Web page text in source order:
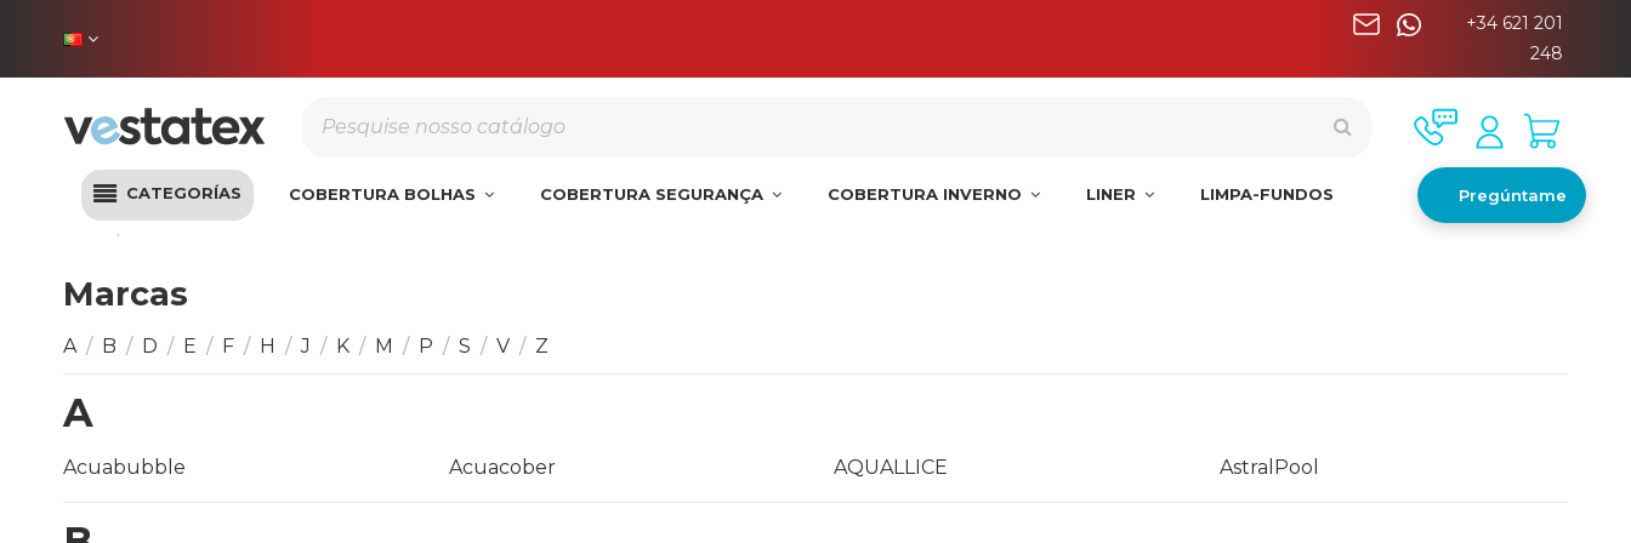
+34 621 201
248
CATEGORÍAS COBERTURA BOLHAS COBERTURA SEGURANÇA COBERTURA INVERNO LINER LIMPA-FUNDOS Pregúntame
Início Marcas
Marcas
A / B / D / E / F / H / J / K / M / P / S / V / Z
A
Acuabubble Acuacober AQUALLICE AstralPool